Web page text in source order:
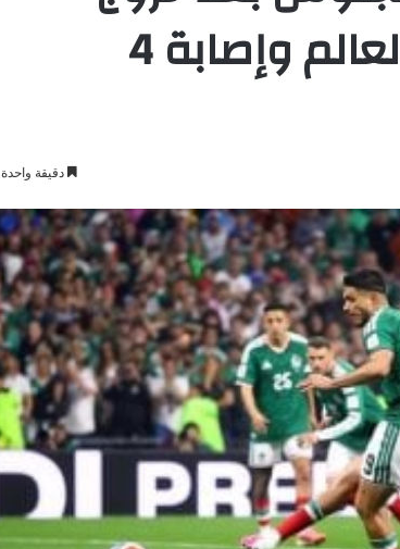
المكسيك من كأس العالم وإصابة 4
دقيقة واحدة